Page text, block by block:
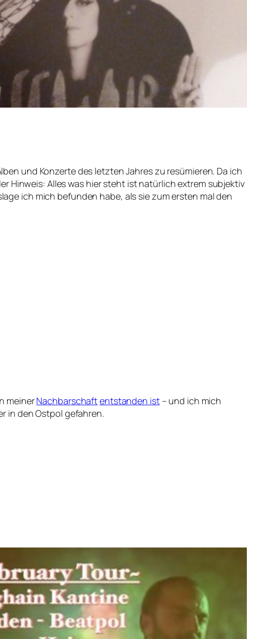
und Konzerte des letzten Jahres zu resümieren. Da ich
Hinweis: Alles was hier steht ist natürlich extrem subjektiv
ich mich befunden habe, als sie zum ersten mal den
meinerNachbarschaftentstanden ist– und ich mich
in den Ostpol gefahren.